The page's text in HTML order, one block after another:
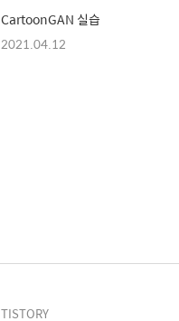
CartoonGAN 실습
2021.04.12
TISTORY